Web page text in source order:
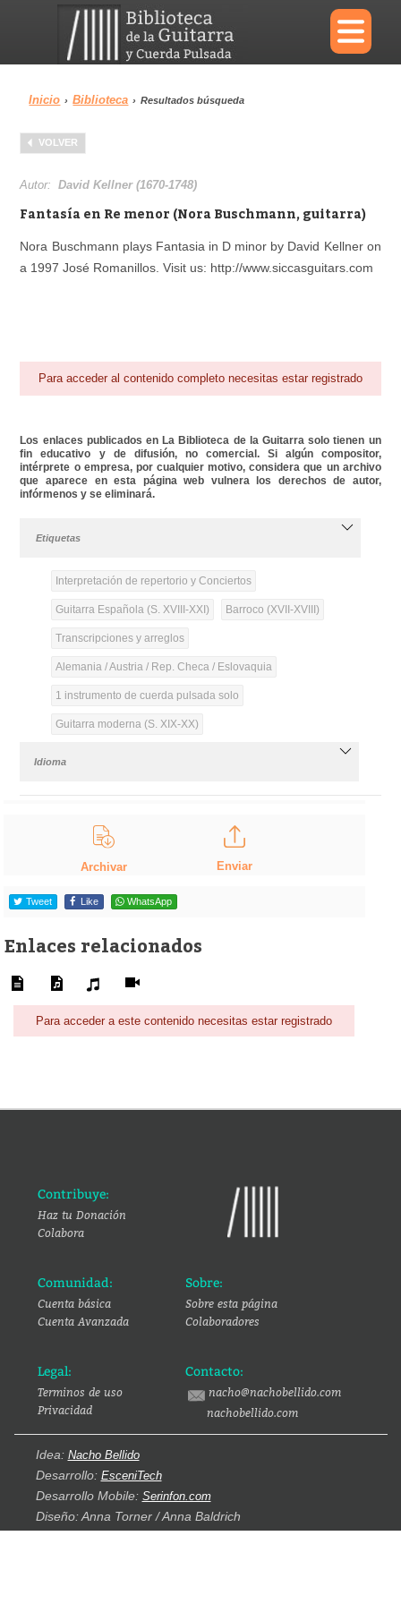
×
Menu
Biblioteca
Área personal Reproductor
Inicio › Biblioteca › Resultados búsqueda
VOLVER
Autor:David Kellner (1670-1748)
Fantasía en Re menor (Nora Buschmann, guitarra)
Nora Buschmann plays Fantasia in D minor by David Kellner on
a 1997 José Romanillos. Visit us: http://www.siccasguitars.com
Para acceder al contenido completo necesitas estar registrado
Los enlaces publicados en La Biblioteca de la Guitarra solo tienen un
fin educativo y de difusión, no comercial. Si algún compositor,
intérprete o empresa, por cualquier motivo, considera que un archivo
que aparece en esta página web vulnera los derechos de autor,
infórmenos y se eliminará.
Etiquetas
Interpretación de repertorio y Conciertos
Guitarra Española (S. XVIII-XXI) Barroco (XVII-XVIII)
Transcripciones y arreglos
Alemania / Austria / Rep. Checa / Eslovaquia
1 instrumento de cuerda pulsada solo
Guitarra moderna (S. XIX-XX)
Idioma
Archivar Enviar
Tweet Like WhatsApp
Enlaces relacionados
Para acceder a este contenido necesitas estar registrado
Contribuye:
Haz tu Donación
Colabora
Comunidad:
Cuenta básica
Cuenta Avanzada
Sobre:
Sobre esta página
Colaboradores
Legal:
Terminos de uso
Privacidad
Contacto:
nacho@nachobellido.com
nachobellido.com
Idea: Nacho Bellido
Desarrollo: EsceniTech
Desarrollo Mobile: Serinfon.com
Diseño: Anna Torner / Anna Baldrich